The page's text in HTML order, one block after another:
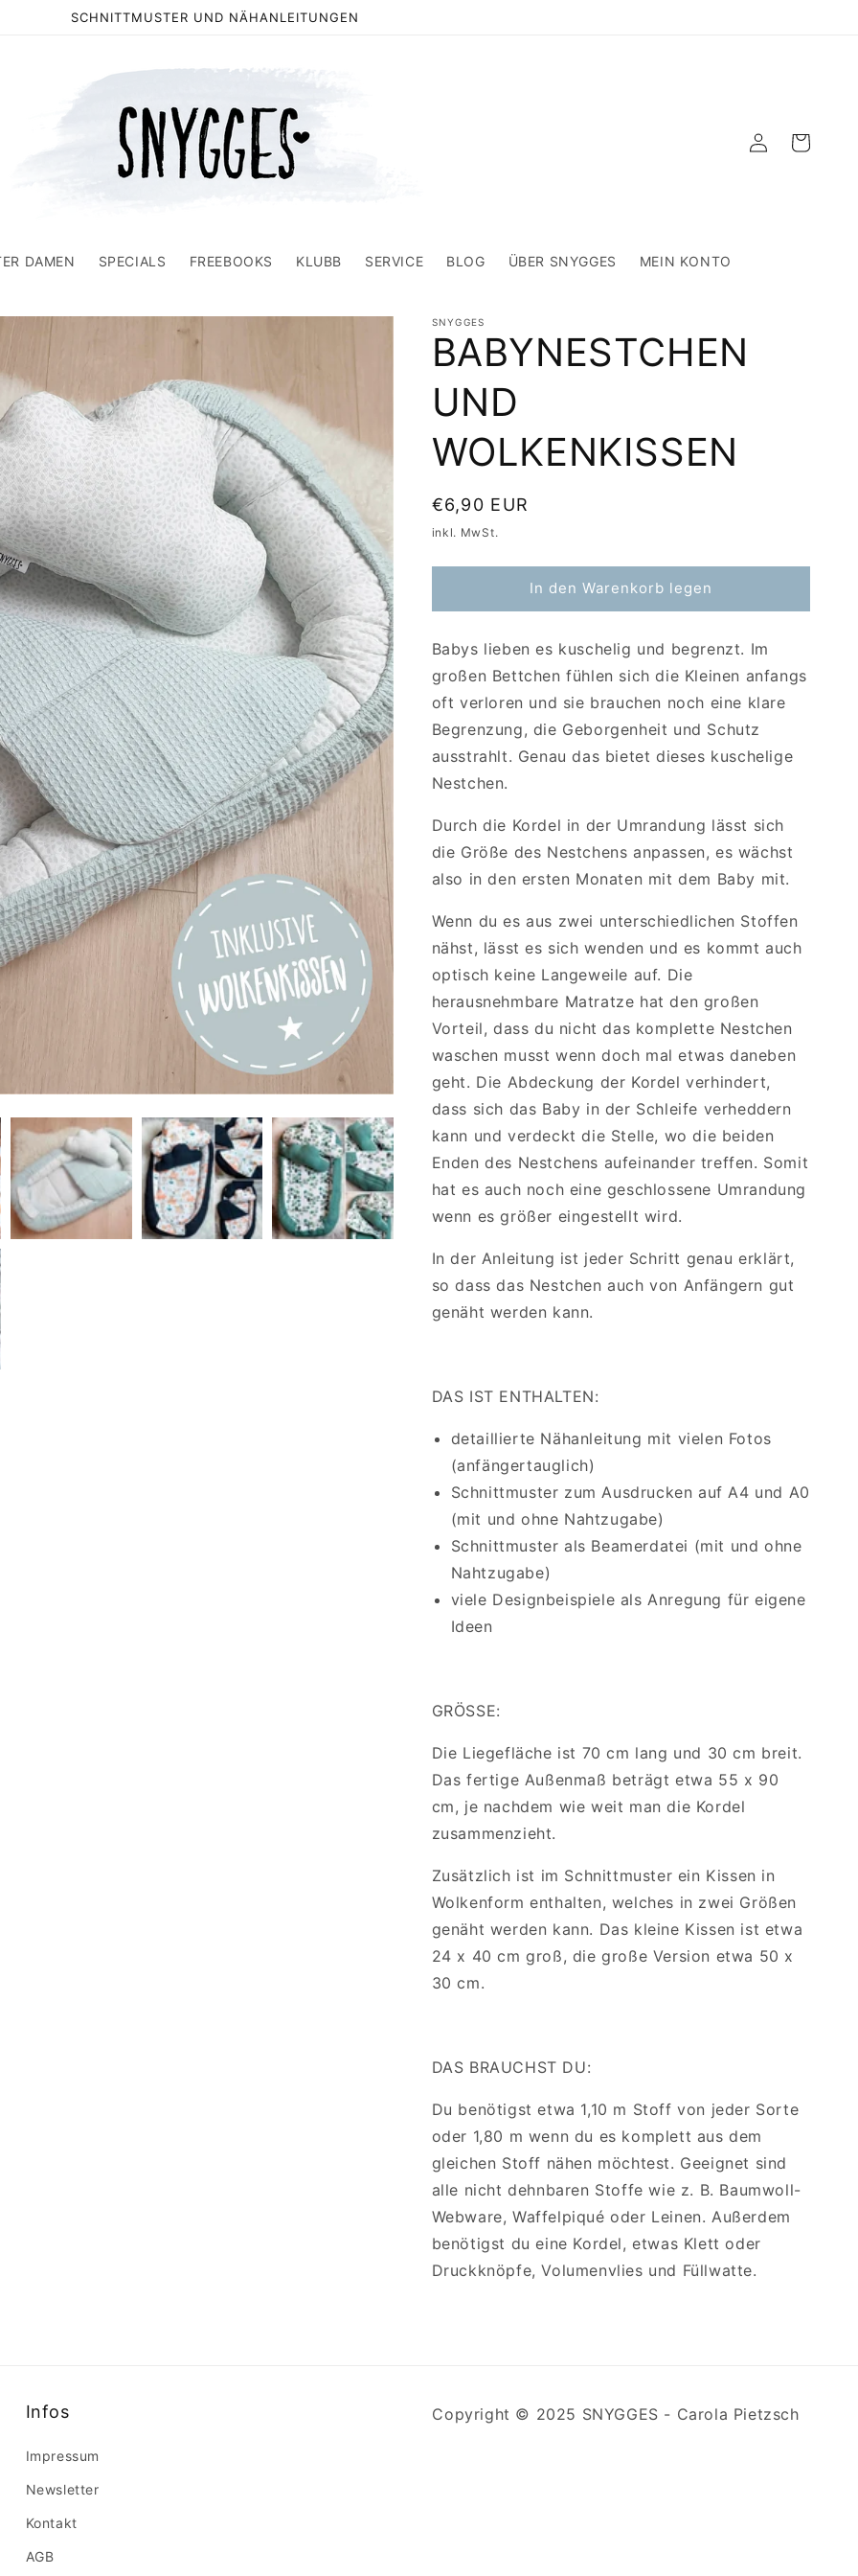
SCHNITTMUSTER UND NÄHANLEITUNGEN
DAMEN SPECIALS FREEBOOKS KLUBB SERVICE BLOG ÜBER SNYGGES MEIN KONTO
EinloggenWarenkorb
SNYGGES
BABYNESTCHEN
UND
WOLKENKISSEN
Normaler
Preis
€6,90 EUR
inkl. MwSt.
In den Warenkorb legen
Babys lieben es kuschelig und begrenzt. Im
großen Bettchen fühlen sich die Kleinen anfangs
oft verloren und sie brauchen noch eine klare
Begrenzung, die Geborgenheit und Schutz
ausstrahlt. Genau das bietet dieses kuschelige
Nestchen.
Durch die Kordel in der Umrandung lässt sich
die Größe des Nestchens anpassen, es wächst
also in den ersten Monaten mit dem Baby mit.
Wenn du es aus zwei unterschiedlichen Stoffen
nähst, lässt es sich wenden und es kommt auch
optisch keine Langeweile auf. Die
herausnehmbare Matratze hat den großen
Vorteil, dass du nicht das komplette Nestchen
waschen musst wenn doch mal etwas daneben
geht. Die Abdeckung der Kordel verhindert,
dass sich das Baby in der Schleife verheddern
kann und verdeckt die Stelle, wo die beiden
Enden des Nestchens aufeinander treffen. Somit
hat es auch noch eine geschlossene Umrandung
wenn es größer eingestellt wird.
In der Anleitung ist jeder Schritt genau erklärt,
so dass das Nestchen auch von Anfängern gut
genäht werden kann.
DAS IST ENTHALTEN:
detaillierte Nähanleitung mit vielen Fotos
(anfängertauglich)
Schnittmuster zum Ausdrucken auf A4 und A0
(mit und ohne Nahtzugabe)
Schnittmuster als Beamerdatei (mit und ohne
Nahtzugabe)
viele Designbeispiele als Anregung für eigene
Ideen
GRÖSSE:
Die Liegefläche ist 70 cm lang und 30 cm breit.
Das fertige Außenmaß beträgt etwa 55 x 90
cm, je nachdem wie weit man die Kordel
zusammenzieht.
Zusätzlich ist im Schnittmuster ein Kissen in
Wolkenform enthalten, welches in zwei Größen
genäht werden kann. Das kleine Kissen ist etwa
24 x 40 cm groß, die große Version etwa 50 x
30 cm.
DAS BRAUCHST DU:
Du benötigst etwa 1,10 m Stoff von jeder Sorte
oder 1,80 m wenn du es komplett aus dem
gleichen Stoff nähen möchtest. Geeignet sind
alle nicht dehnbaren Stoffe wie z. B. Baumwoll-
Webware, Waffelpiqué oder Leinen. Außerdem
benötigst du eine Kordel, etwas Klett oder
Druckknöpfe, Volumenvlies und Füllwatte.
Infos
Impressum
Newsletter
Kontakt
AGB
Copyright © 2025 SNYGGES - Carola Pietzsch